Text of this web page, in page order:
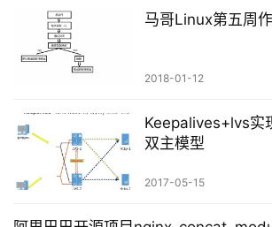
送到服务器上的远程仓库 在官网…马哥Linux第五周
2018-01-12
Keepalives+lvs实
双主模型
2017-05-15